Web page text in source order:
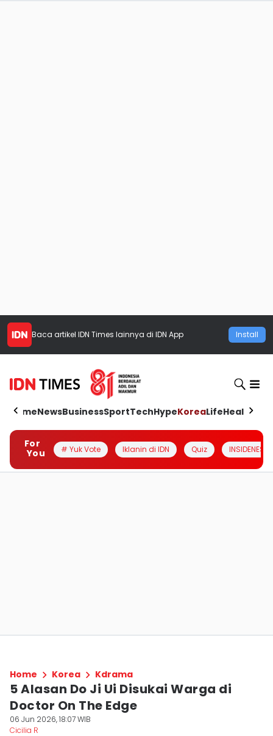
Baca artikel IDN Times lainnya di IDN App Install
HomeNewsBusinessSportTechHypeKoreaLifeHealth
For
You
# Yuk Vote Iklanin di IDN Quiz INSIDENESIA
Home Korea Kdrama
5 Alasan Do Ji Ui Disukai Warga di
Doctor On The Edge
06 Jun 2026, 18:07 WIB
Cicilia R